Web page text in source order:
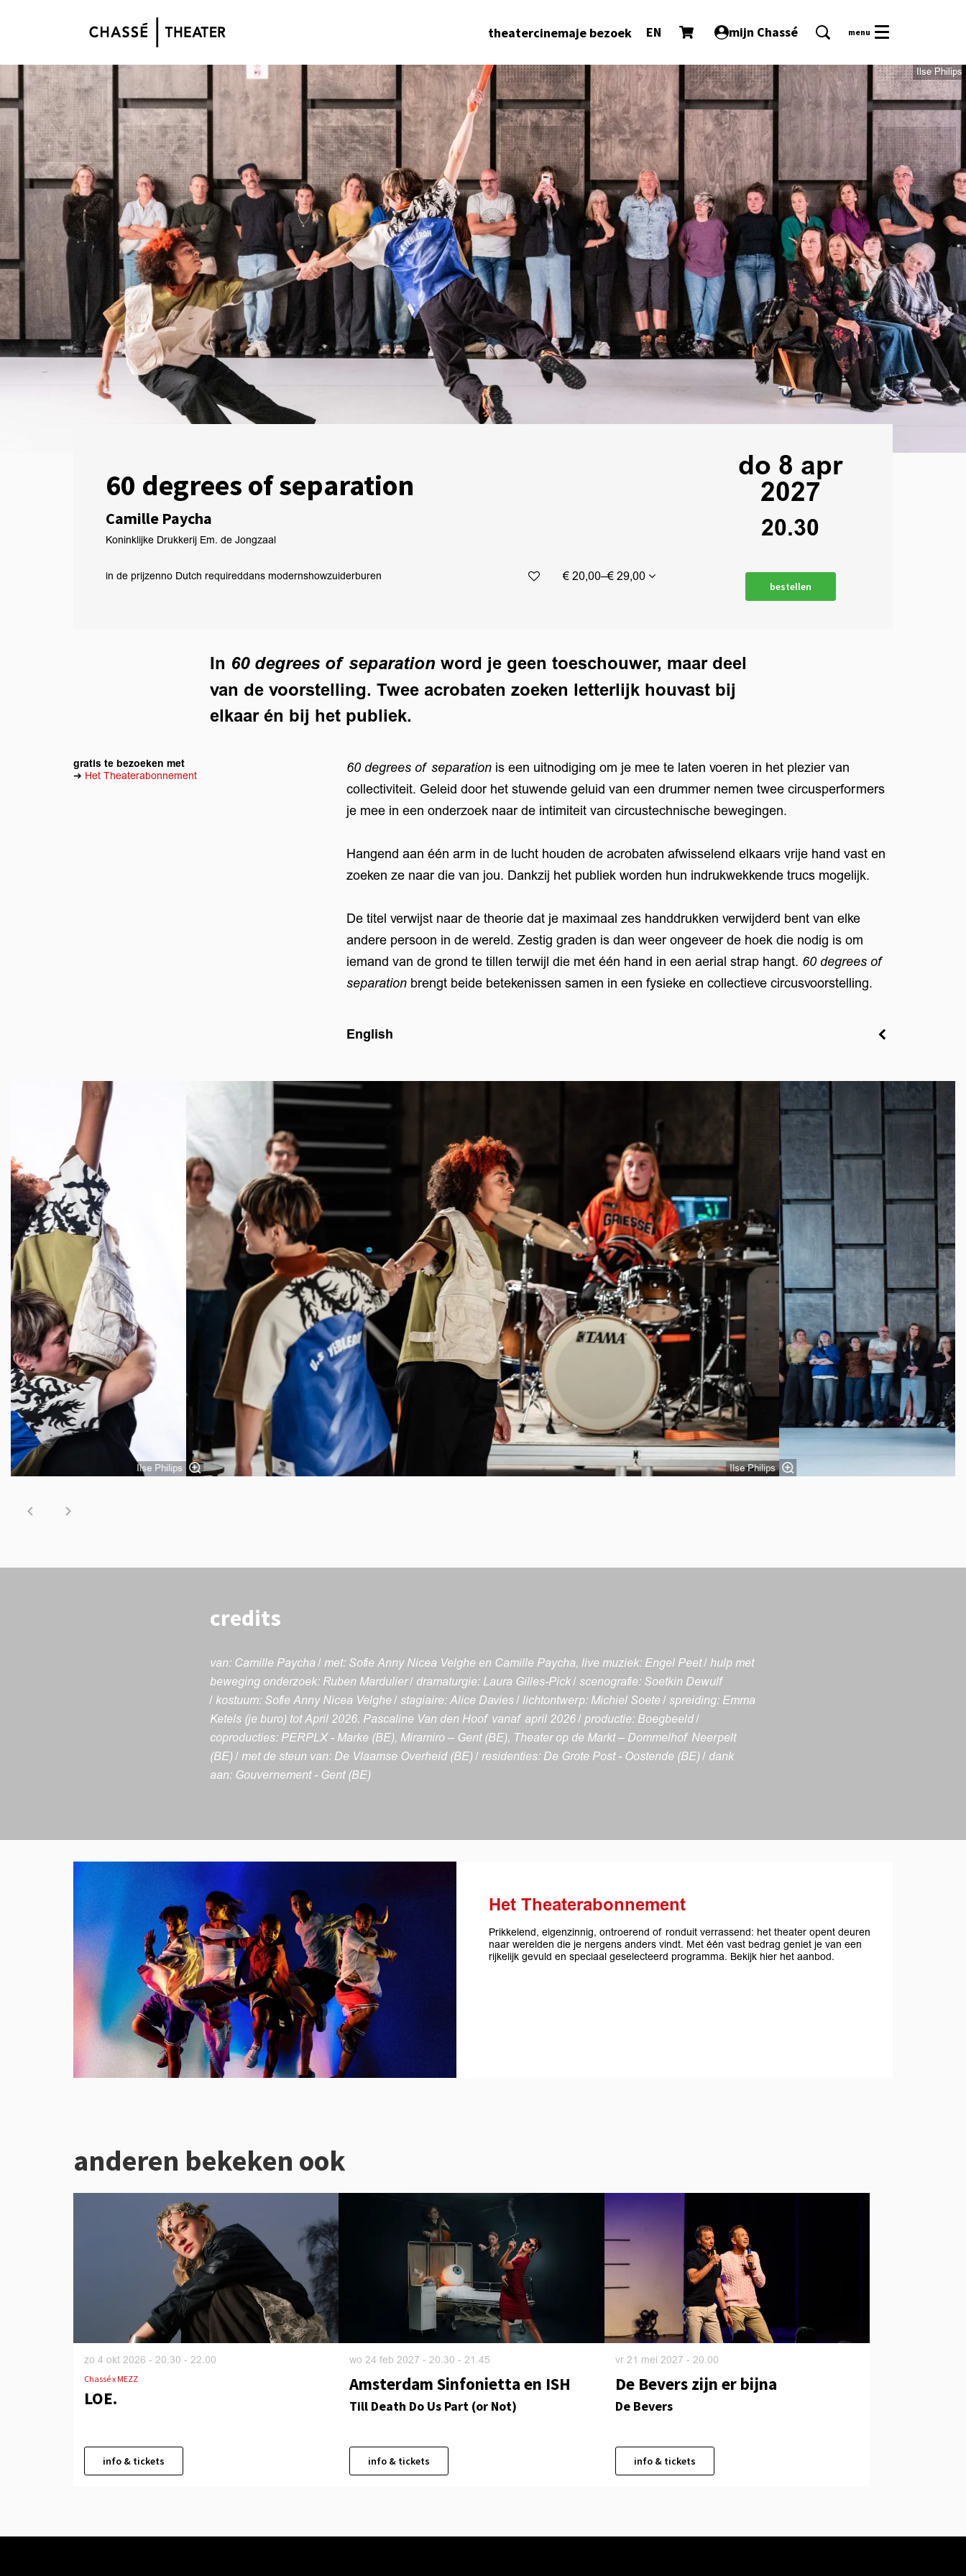
theatercinemaje bezoek EN mijn Chassé menu
Ilse Philips
60 degrees of separation
Camille Paycha
Koninklijke Drukkerij Em. de Jongzaal
in de prijzenno Dutch requireddans modernshowzuiderburen € 20,00–€ 29,00
do 8 apr
2027
20.30
bestellen
In 60 degrees of separation word je geen toeschouwer, maar deel
van de voorstelling. Twee acrobaten zoeken letterlijk houvast bij
elkaar én bij het publiek.
60 degrees of separationis een uitnodiging om je mee te laten voeren in het plezier van
collectiviteit. Geleid door het stuwende geluid van een drummer nemen twee circusperformers
je mee in een onderzoek naar de intimiteit van circustechnische bewegingen.
Hangend aan één arm in de lucht houden de acrobaten afwisselend elkaars vrije hand vast en
zoeken ze naar die van jou. Dankzij het publiek worden hun indrukwekkende trucs mogelijk.
De titel verwijst naar de theorie dat je maximaal zes handdrukken verwijderd bent van elke
andere persoon in de wereld. Zestig graden is dan weer ongeveer de hoek die nodig is om
iemand van de grond te tillen terwijl die met één hand in een aerial strap hangt. 60 degrees of
separationbrengt beide betekenissen samen in een fysieke en collectieve circusvoorstelling.
English
gratis te bezoeken met
➔ Het Theaterabonnement
Ilse Philips Ilse Philips
credits
van: Camille Paycha / met: Sofie Anny Nicea Velghe en Camille Paycha, live muziek: Engel Peet / hulp met
beweging onderzoek: Ruben Mardulier / dramaturgie: Laura Gilles-Pick / scenografie: Soetkin Dewulf
/ kostuum: Sofie Anny Nicea Velghe / stagiaire: Alice Davies / lichtontwerp: Michiel Soete / spreiding: Emma
Ketels (je buro) tot April 2026. Pascaline Van den Hoof vanaf april 2026 / productie: Boegbeeld /
coproducties: PERPLX - Marke (BE), Miramiro – Gent (BE), Theater op de Markt – Dommelhof Neerpelt
(BE) / met de steun van: De Vlaamse Overheid (BE) / residenties: De Grote Post - Oostende (BE) / dank
aan: Gouvernement - Gent (BE)
Het Theaterabonnement
Prikkelend, eigenzinnig, ontroerend of ronduit verrassend: het theater opent deuren
naar werelden die je nergens anders vindt. Met één vast bedrag geniet je van een
rijkelijk gevuld en speciaal geselecteerd programma. Bekijk hier het aanbod.
anderen bekeken ook
LOE.
Chassé x MEZZ
zo 4 okt 2026 - 20.30 - 22.00
info & tickets
Amsterdam Sinfonietta en ISH
Till Death Do Us Part (or Not)
wo 24 feb 2027- 20.30 - 21.45
info & tickets
De Bevers zijn er bijna
De Bevers
vr 21 mei 2027 - 20.00
info & tickets